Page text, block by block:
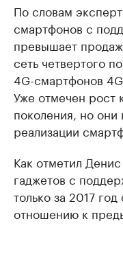
По словам
смартфонов с
превышает
сеть четвертого
4G-смартфонов
Уже отмечен рост
поколения, но
реализации
Как отметил
гаджетов с
только за 2017
отношению к